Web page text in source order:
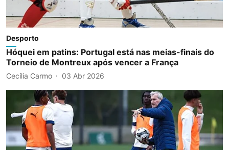
Desporto
Hóquei em patins: Portugal está nas meias-finais do
Torneio de Montreux após vencer a França
Cecília Carmo 03 Abr 2026